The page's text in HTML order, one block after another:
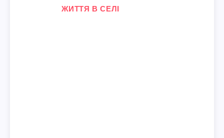
У зв'язку з тим, що
ЖИТТЯ В СЕЛІ